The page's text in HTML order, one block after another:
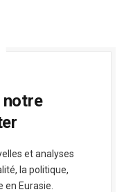
notre
et analyses
la politique,
en Eurasie.